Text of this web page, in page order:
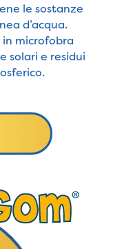
le sostanze
d’acqua.
microfobra
solari e residui